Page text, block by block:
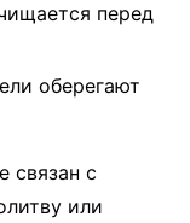
перед
оберегают
связан с
или